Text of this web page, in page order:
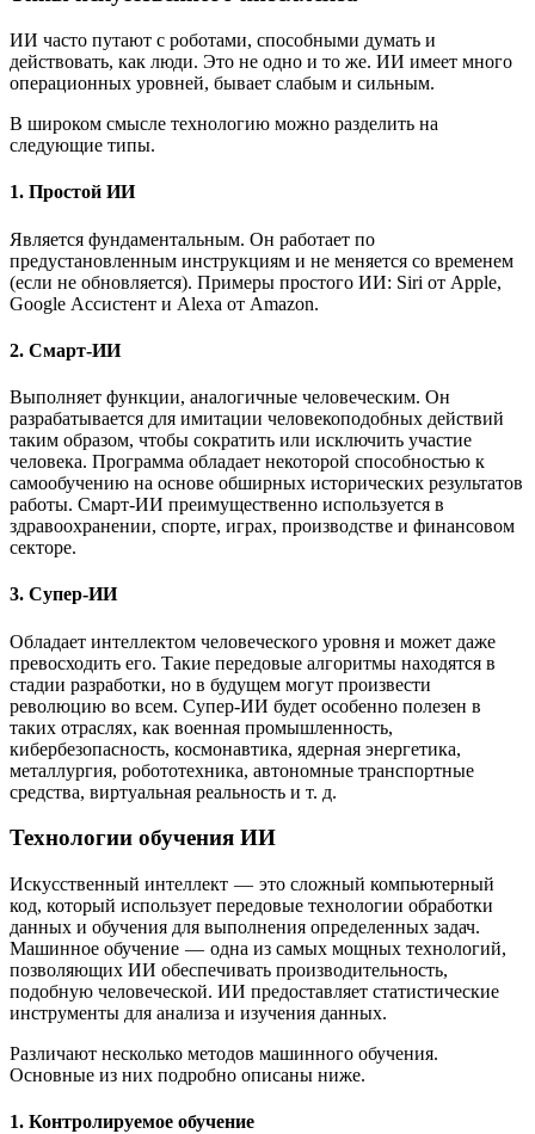
ИИ часто путают с роботами, способными думать и
действовать, как люди. Это не одно и то же. ИИ имеет много
операционных уровней, бывает слабым и сильным.
В широком смысле технологию можно разделить на
следующие типы.
1. Простой ИИ
Является фундаментальным. Он работает по
предустановленным инструкциям и не меняется со временем
(если не обновляется). Примеры простого ИИ: Siri от Apple,
Google Ассистент и Alexa от Amazon.
2. Смарт-ИИ
Выполняет функции, аналогичные человеческим. Он
разрабатывается для имитации человекоподобных действий
таким образом, чтобы сократить или исключить участие
человека. Программа обладает некоторой способностью к
самообучению на основе обширных исторических результатов
работы. Смарт-ИИ преимущественно используется в
здравоохранении, спорте, играх, производстве и финансовом
секторе.
3. Супер-ИИ
Обладает интеллектом человеческого уровня и может даже
превосходить его. Такие передовые алгоритмы находятся в
стадии разработки, но в будущем могут произвести
революцию во всем. Супер-ИИ будет особенно полезен в
таких отраслях, как военная промышленность,
кибербезопасность, космонавтика, ядерная энергетика,
металлургия, робототехника, автономные транспортные
средства, виртуальная реальность и т. д.
Технологии обучения ИИ
Искусственный интеллект — это сложный компьютерный
код, который использует передовые технологии обработки
данных и обучения для выполнения определенных задач.
Машинное обучение — одна из самых мощных технологий,
позволяющих ИИ обеспечивать производительность,
подобную человеческой. ИИ предоставляет статистические
инструменты для анализа и изучения данных.
Различают несколько методов машинного обучения.
Основные из них подробно описаны ниже.
1. Контролируемое обучение